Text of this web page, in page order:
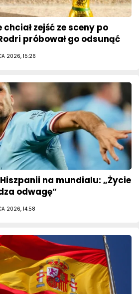
zejść ze sceny po
próbował go odsunąć
2026, 15:26
na mundialu: „Życie
odwagę”
2026, 14:58